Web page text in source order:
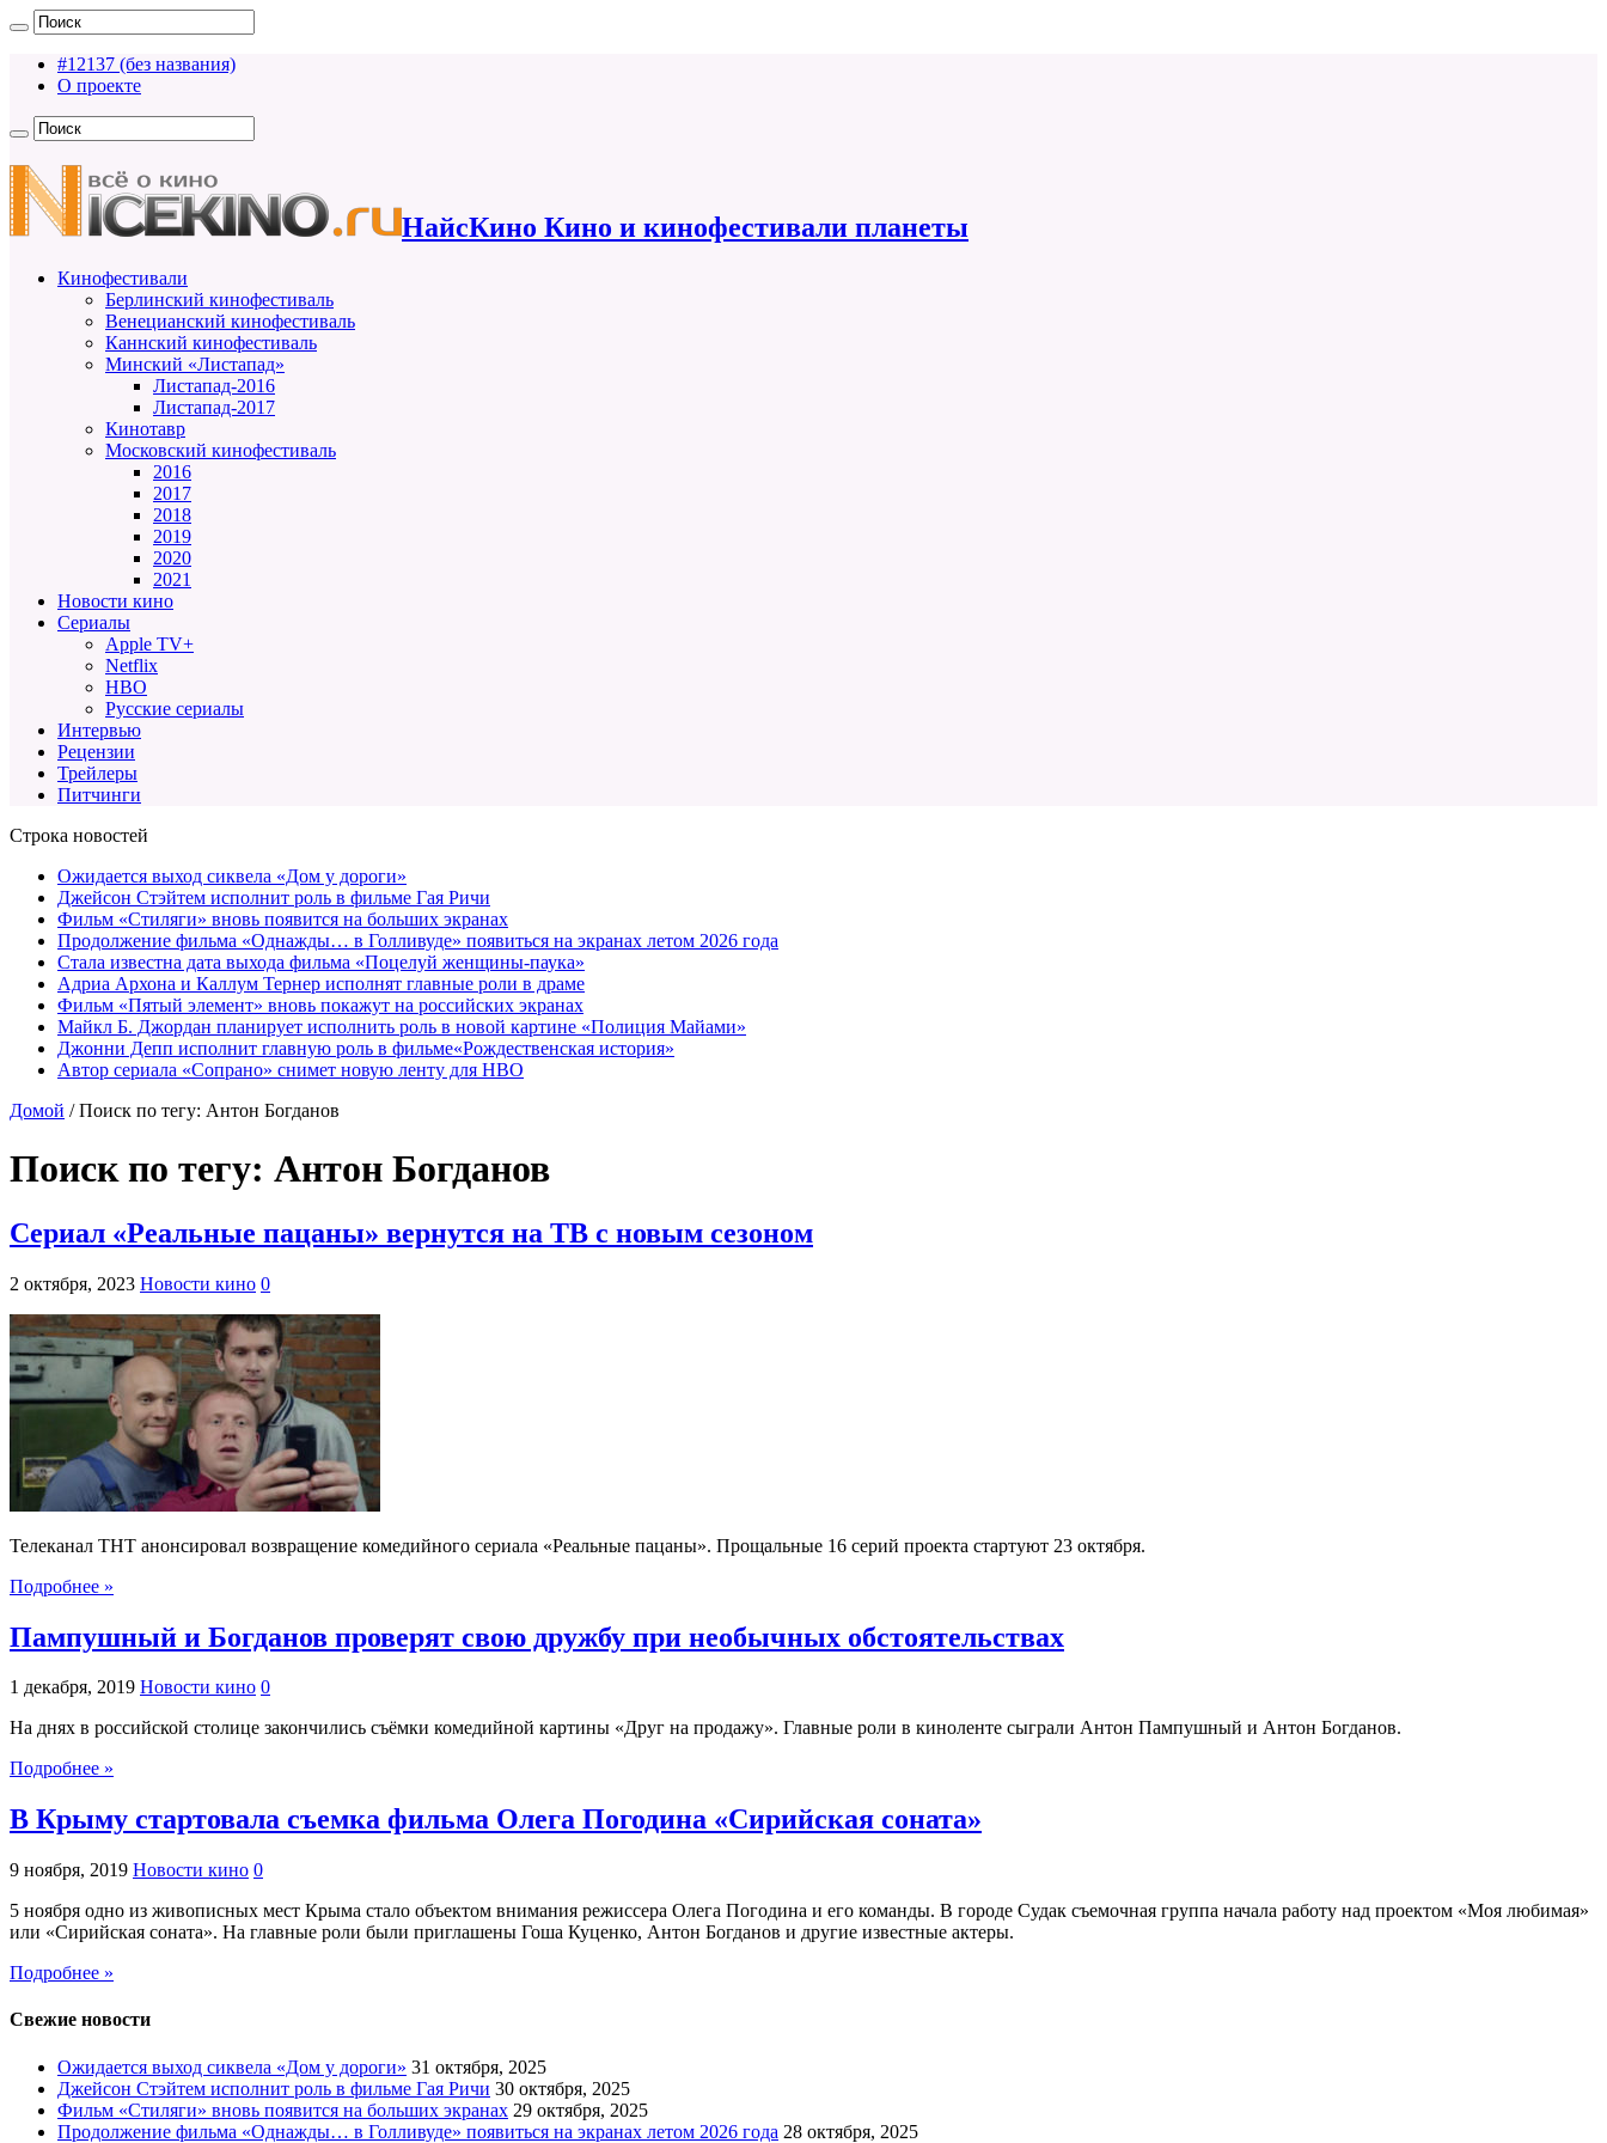
#12137 (без названия)
О проекте
НайсКино Кино и кинофестивали планеты
Кинофестивали
Берлинский кинофестиваль
Венецианский кинофестиваль
Каннский кинофестиваль
Минский «Листапад»
Листапад-2016
Листапад-2017
Кинотавр
Московский кинофестиваль
2016
2017
2018
2019
2020
2021
Новости кино
Сериалы
Apple TV+
Netflix
HBO
Русские сериалы
Интервью
Рецензии
Трейлеры
Питчинги
Строка новостей
Ожидается выход сиквела «Дом у дороги»
Джейсон Стэйтем исполнит роль в фильме Гая Ричи
Фильм «Стиляги» вновь появится на больших экранах
Продолжение фильма «Однажды… в Голливуде» появиться на экранах летом 2026 года
Стала известна дата выхода фильма «Поцелуй женщины-паука»
Адриа Архона и Каллум Тернер исполнят главные роли в драме
Фильм «Пятый элемент» вновь покажут на российских экранах
Майкл Б. Джордан планирует исполнить роль в новой картине «Полиция Майами»
Джонни Депп исполнит главную роль в фильме«Рождественская история»
Автор сериала «Сопрано» снимет новую ленту для HBO
Домой / Поиск по тегу: Антон Богданов
Поиск по тегу: Антон Богданов
Сериал «Реальные пацаны» вернутся на ТВ с новым сезоном
2 октября, 2023 Новости кино 0
Телеканал ТНТ анонсировал возвращение комедийного сериала «Реальные пацаны». Прощальные 16 серий проекта стартуют 23 октября.
Подробнее »
Пампушный и Богданов проверят свою дружбу при необычных обстоятельствах
1 декабря, 2019 Новости кино 0
На днях в российской столице закончились съёмки комедийной картины «Друг на продажу». Главные роли в киноленте сыграли Антон Пампушный и Антон Богданов.
Подробнее »
В Крыму стартовала съемка фильма Олега Погодина «Сирийская соната»
9 ноября, 2019 Новости кино 0
5 ноября одно из живописных мест Крыма стало объектом внимания режиссера Олега Погодина и его команды. В городе Судак съемочная группа начала работу над проектом «Моя любимая»
или «Сирийская соната». На главные роли были приглашены Гоша Куценко, Антон Богданов и другие известные актеры.
Подробнее »
Свежие новости
Ожидается выход сиквела «Дом у дороги» 31 октября, 2025
Джейсон Стэйтем исполнит роль в фильме Гая Ричи 30 октября, 2025
Фильм «Стиляги» вновь появится на больших экранах 29 октября, 2025
Продолжение фильма «Однажды… в Голливуде» появиться на экранах летом 2026 года 28 октября, 2025